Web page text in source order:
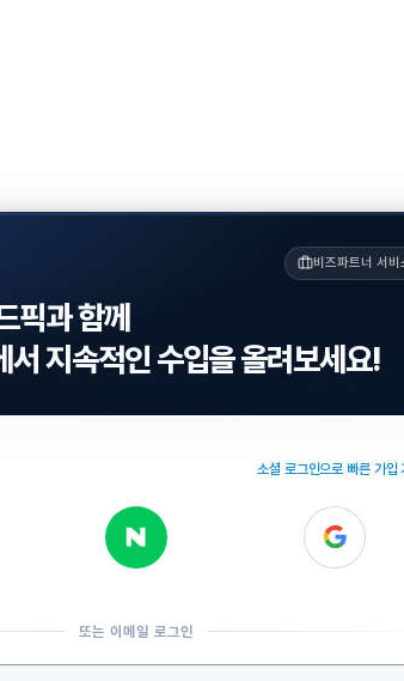
비즈파트너 서비
픽과 함께
서 지속적인 수입을 올려보세요!
소셜 로그인으로 빠른 가입
또는 이메일 로그인